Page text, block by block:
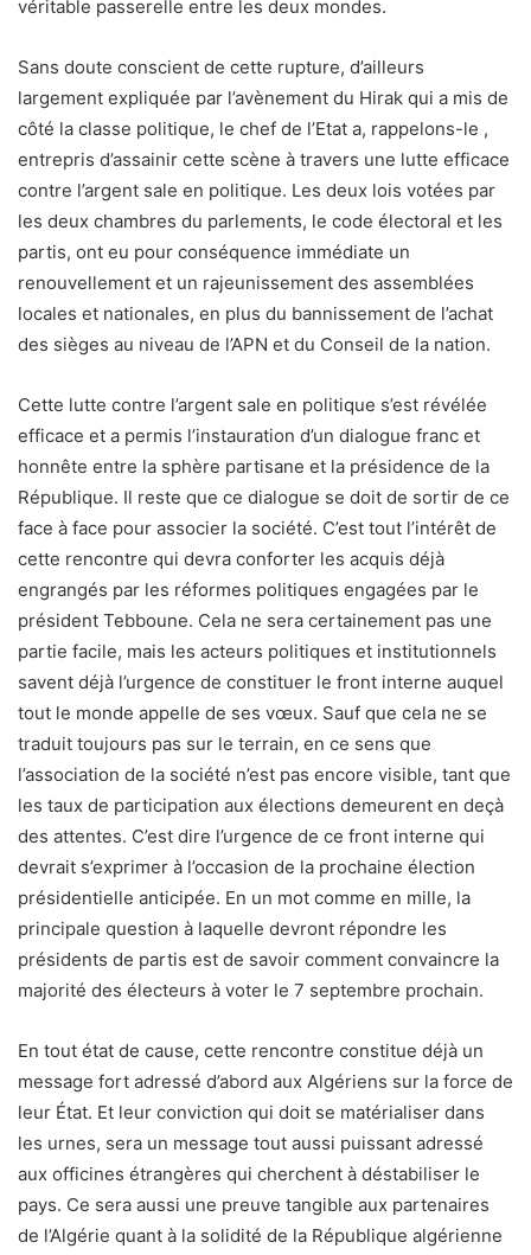
véritable passerelle entre les deux mondes.
Sans doute conscient de cette rupture, d’ailleurs
largement expliquée par l’avènement du Hirak qui a mis de
côté la classe politique, le chef de l’Etat a, rappelons-le ,
entrepris d’assainir cette scène à travers une lutte efficace
contre l’argent sale en politique. Les deux lois votées par
les deux chambres du parlements, le code électoral et les
partis, ont eu pour conséquence immédiate un
renouvellement et un rajeunissement des assemblées
locales et nationales, en plus du bannissement de l’achat
des sièges au niveau de l’APN et du Conseil de la nation.
Cette lutte contre l’argent sale en politique s’est révélée
efficace et a permis l’instauration d’un dialogue franc et
honnête entre la sphère partisane et la présidence de la
République. Il reste que ce dialogue se doit de sortir de ce
face à face pour associer la société. C’est tout l’intérêt de
cette rencontre qui devra conforter les acquis déjà
engrangés par les réformes politiques engagées par le
président Tebboune. Cela ne sera certainement pas une
partie facile, mais les acteurs politiques et institutionnels
savent déjà l’urgence de constituer le front interne auquel
tout le monde appelle de ses vœux. Sauf que cela ne se
traduit toujours pas sur le terrain, en ce sens que
l’association de la société n’est pas encore visible, tant que
les taux de participation aux élections demeurent en deçà
des attentes. C’est dire l’urgence de ce front interne qui
devrait s’exprimer à l’occasion de la prochaine élection
présidentielle anticipée. En un mot comme en mille, la
principale question à laquelle devront répondre les
présidents de partis est de savoir comment convaincre la
majorité des électeurs à voter le 7 septembre prochain.
En tout état de cause, cette rencontre constitue déjà un
message fort adressé d’abord aux Algériens sur la force de
leur État. Et leur conviction qui doit se matérialiser dans
les urnes, sera un message tout aussi puissant adressé
aux officines étrangères qui cherchent à déstabiliser le
pays. Ce sera aussi une preuve tangible aux partenaires
de l’Algérie quant à la solidité de la République algérienne